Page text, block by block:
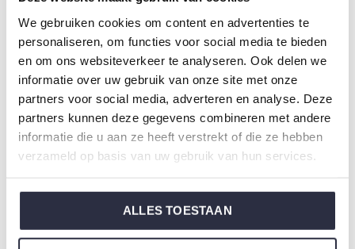
We gebruiken cookies om content en advertenties te
personaliseren, om functies voor social media te bieden
en om ons websiteverkeer te analyseren. Ook delen we
informatie over uw gebruik van onze site met onze
partners voor social media, adverteren en analyse. Deze
partners kunnen deze gegevens combineren met andere
informatie die u aan ze heeft verstrekt of die ze hebben
verzameld op basis van uw gebruik van hun services.
ALLES TOESTAAN
Charlie Choe Heren Pyjama
Shortama Navy Gestreept
€17,49 €34,99
Charlie Choe Dames Ruffle
Pyjamashirt Lichtblauw
Citroen
€16,49 €32,99
-50% -50%